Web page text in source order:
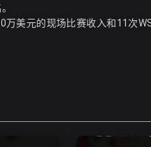
美元的现场比赛收入和11次